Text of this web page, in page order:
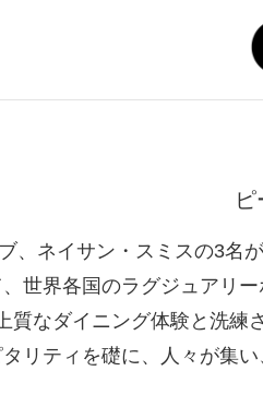
、ネイサン・スミスの3名
世界各国のラグジュアリ
質なダイニング体験と洗練
リティを礎に、人々が集